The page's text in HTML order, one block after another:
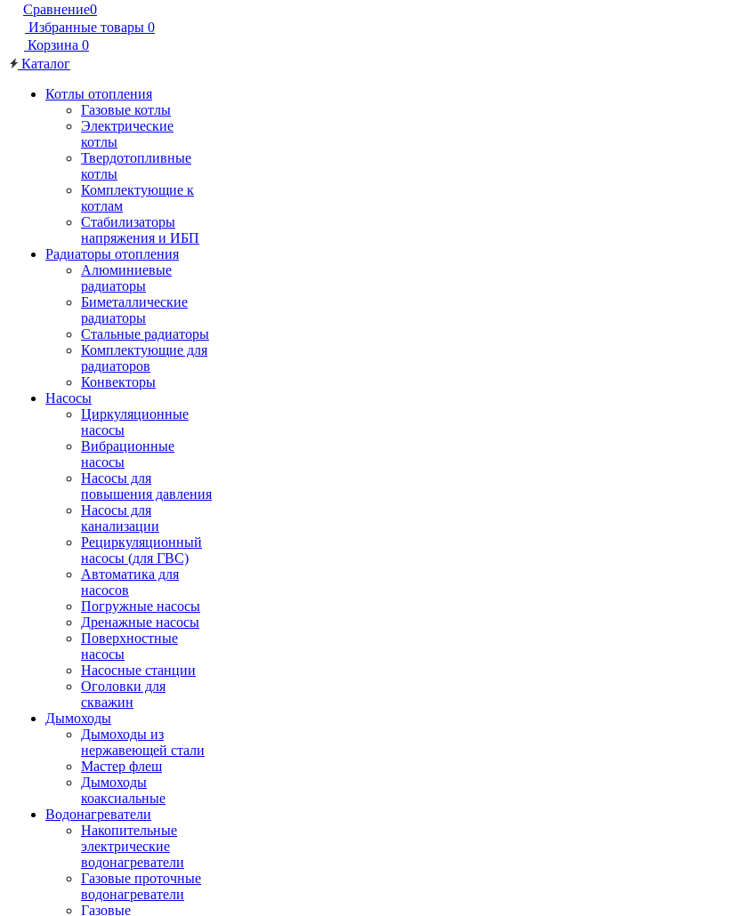
Сравнение0
Избранные товары 0
Корзина 0
Каталог
Котлы отопления
Газовые котлы
Электрические
котлы
Твердотопливные
котлы
Комплектующие к
котлам
Стабилизаторы
напряжения и ИБП
Радиаторы отопления
Алюминиевые
радиаторы
Биметаллические
радиаторы
Стальные радиаторы
Комплектующие для
радиаторов
Конвекторы
Насосы
Циркуляционные
насосы
Вибрационные
насосы
Насосы для
повышения давления
Насосы для
канализации
Рециркуляционный
насосы (для ГВС)
Автоматика для
насосов
Погружные насосы
Дренажные насосы
Поверхностные
насосы
Насосные станции
Оголовки для
скважин
Дымоходы
Дымоходы из
нержавеющей стали
Мастер флеш
Дымоходы
коаксиальные
Водонагреватели
Накопительные
электрические
водонагреватели
Газовые проточные
водонагреватели
Газовые